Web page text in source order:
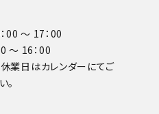
00 〜 17：00
〜 16：00
業日はカレンダーにてご
。